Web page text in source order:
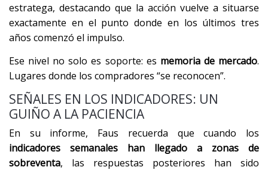
estratega, destacando que la acción vuelve a situarse
exactamente en el punto donde en los últimos tres
años comenzó el impulso.
Ese nivel no solo es soporte: es memoria de mercado.
Lugares donde los compradores “se reconocen”.
SEÑALES EN LOS INDICADORES: UN
GUIÑO A LA PACIENCIA
En su informe, Faus recuerda que cuando los
indicadores semanales han llegado a zonas de
sobreventa, las respuestas posteriores han sido